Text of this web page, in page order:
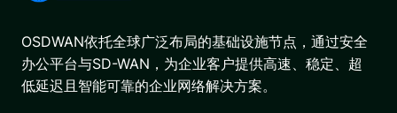
OSDWAN依托全球广泛布局的基础设施节点，通过安全
办公平台与SD-WAN，为企业客户提供高速、稳定、超
低延迟且智能可靠的企业网络解决方案。